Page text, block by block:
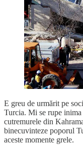
E greu de urmărit pe
Turcia. Mi se rupe
cutremurele din
binecuvinteze poporul
aceste momente grele.